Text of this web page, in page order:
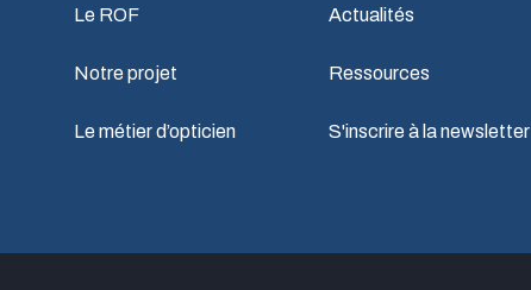
Le ROF
Notre projet
Le métier d’opticien
Actualités
Ressources
S'inscrire à la newsletter